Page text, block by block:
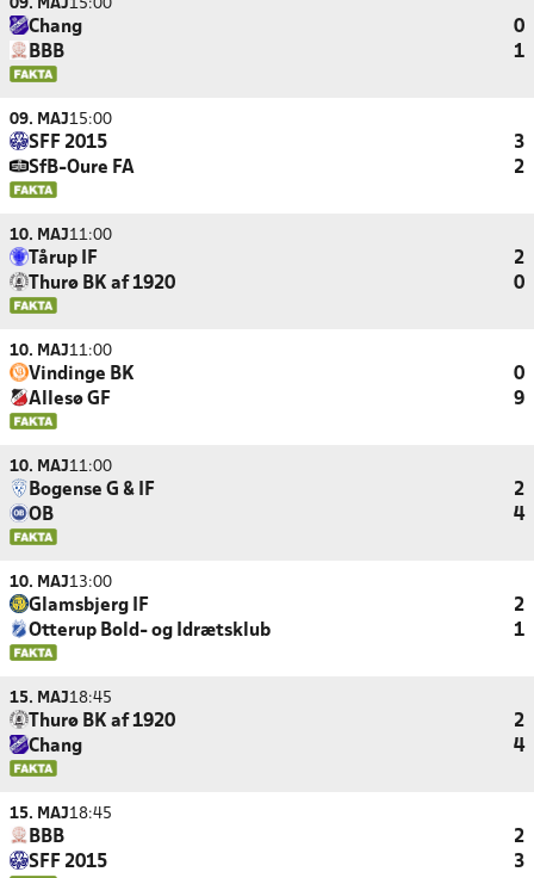
09. MAJ15:00
Chang
0
BBB
1
09. MAJ15:00
SFF 2015
3
SfB-Oure FA
2
10. MAJ11:00
Tårup IF
2
Thurø BK af 1920
0
10. MAJ11:00
Vindinge BK
0
Allesø GF
9
10. MAJ11:00
Bogense G & IF
2
OB
4
10. MAJ13:00
Glamsbjerg IF
2
Otterup Bold- og Idrætsklub
1
15. MAJ18:45
Thurø BK af 1920
2
Chang
4
15. MAJ18:45
BBB
2
SFF 2015
3